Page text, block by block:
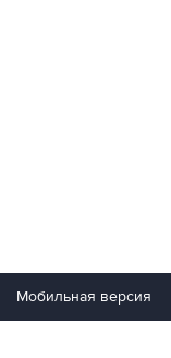
Мобильная версия